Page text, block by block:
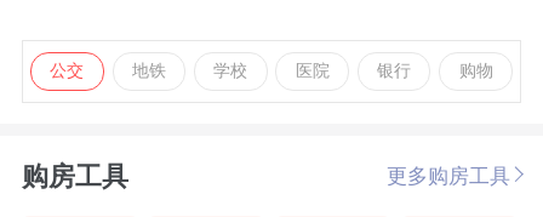
公交 地铁 学校 医院 银行 购物
购房工具 更多购房工具